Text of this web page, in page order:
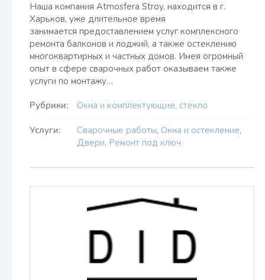
Наша компания Atmosfera Stroy, находится в г.
Харьков, уже длительное время
занимается предоставлением услуг комплексного
ремонта балконов и лоджий, а также остеклению
многоквартирных и частных домов. Имея огромный
опыт в сфере сварочных работ оказываем также
услуги по монтажу…
Рубрики: Окна и комплектующие, стекло
Услуги: Сварочные работы, Окна и остекление,
Двери, Ремонт под ключ